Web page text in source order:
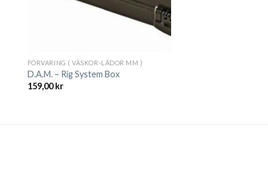
FÖRVARING ( VÄSKOR-LÅDOR MM )
D.A.M. – Rig System Box
159,00kr